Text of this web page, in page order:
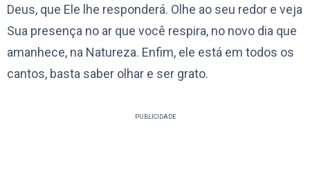
Deus, que Ele lhe responderá. Olhe ao seu redor e veja
Sua presença no ar que você respira, no novo dia que
amanhece, na Natureza. Enfim, ele está em todos os
cantos, basta saber olhar e ser grato.
PUBLICIDADE